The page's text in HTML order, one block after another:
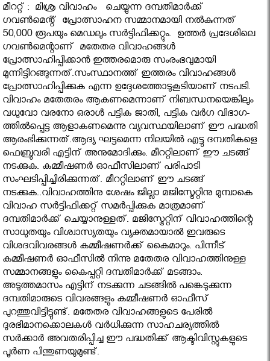
മീററ്റ് : മിശ്ര വിവാഹം ചെ­യ്യു­ന്ന ദ­മ്പ­തി­മാർ­ക്ക്‌
ഗവണ്‍മെന്റ് പ്രോത്സാഹന സമ്മാനമായി നല്‍കുന്നത്
50,000 രൂപയും മെഡലും സര്‍ട്ടിഫിക്കറ്റും. ഉത്തർ പ്രദേശിലെ
ഗവണ്‍മെന്റാണ് മതേതര വിവാഹങ്ങള്‍
പ്രോത്സാഹിപ്പിക്കാന്‍ ഇത്തരമൊരു സംരംഭവുമായി
മുന്നിട്ടിറങ്ങുന്നത്.സംസ്ഥാനത്ത് ഇത്തരം വിവാഹങ്ങള്‍
പ്രോത്സാഹിപ്പിക്കുക എന്ന ഉദ്ദേശത്തോടുകൂടിയാണ് നടപടി.
വി­വാ­ഹം മ­തേ­ത­രം ആ­ക­ണ­മെ­ന്നാ­ണ്‌ നി­ബ­ന്ധ­ന­യെ­ങ്കി­ലും
വ­ധു­വോ വ­ര­നോ ഒ­രാൾ പ­ട്ടി­ക ജാ­തി, പ­ട്ടി­ക വർ­ഗ വി­ഭാ­ഗ­
ത്തിൽ­പ്പെ­ട്ട ആ­ളാ­ക­ണ­മെ­ന്നു വ്യ­വ­സ്ഥ­യിലാണ് ഈ പദ്ധതി
ആരംഭിക്കുന്നത്.ആദ്യ ഘട്ടമെന്ന നിലയില്‍ എട്ടു ദമ്പതികളെ
ഫെബ്രുവരി എട്ടിന് അനുമോദിക്കും. മീററ്റിലാണ് ഈ ചടങ്ങ്
നടക്കുക. കമ്മീഷണര്‍ ഓഫീസിലാണ് പരിപാടി
സംഘടിപ്പിച്ചിരിക്കുന്നത്. മീററ്റിലാണ് ഈ ചടങ്ങ്
നടക്കുക..വിവാഹത്തിനു ശേഷം ജില്ലാ മജിസ്ട്രേറ്റിനു മുമ്പാകെ
വിവാഹ സര്‍ട്ടിഫിക്കറ്റ് സമര്‍പ്പിക്കുക മാത്രമാണ്
ദമ്പതിമാര്‍ക്ക് ചെയ്യാനുള്ളത്. മജിസ്ട്രേറ്റിന് വിവാഹത്തിന്റെ
സാധുതയും വിശ്വാസ്യതയും വ്യക്തമായാല്‍ ഇവരുടെ
വിശദവിവരങ്ങള്‍ കമ്മീഷണര്‍ക്ക് കൈമാറും. പിന്നീട്
കമ്മീഷണര്‍ ഓഫീസില്‍ നിന്നു മതേതര വിവാഹത്തിനുള്ള
സമ്മാനങ്ങളും കൈപ്പറ്റി ദമ്പതിമാര്‍ക്ക് മടങ്ങാം.
അടുത്തമാസം എട്ടിന് നടക്കുന്ന ചടങ്ങില്‍ പങ്കെടുക്കുന്ന
ദമ്പതിമാരുടെ വിവരങ്ങളും കമ്മീഷണര്‍ ഓഫീസ്
പുറത്തുവിട്ടിട്ടുണ്ട്. മതേതര വിവാഹങ്ങളുടെ പേരില്‍
ദുരഭിമാനക്കൊലകള്‍ വര്‍ധിക്കുന്ന സാഹചര്യത്തില്‍
സര്‍ക്കാര്‍ അവതരിപ്പിച്ച ഈ പദ്ധതിക്ക് ആക്ടിവിസ്റ്റുകളുടെ
പൂര്‍ണ പിന്തുണയുമുണ്ട്.